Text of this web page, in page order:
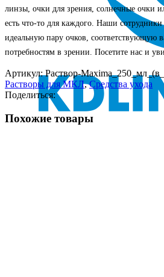
линзы, очки для зрения, солнечные очки
есть что-то для каждого. Наши
идеальную пару очков, соответствующую
потребностям в зрении. Посетите нас и
Артикул:Раствор-
Растворы для МКЛ, Средства ухода
Поделиться:
Похожие товары